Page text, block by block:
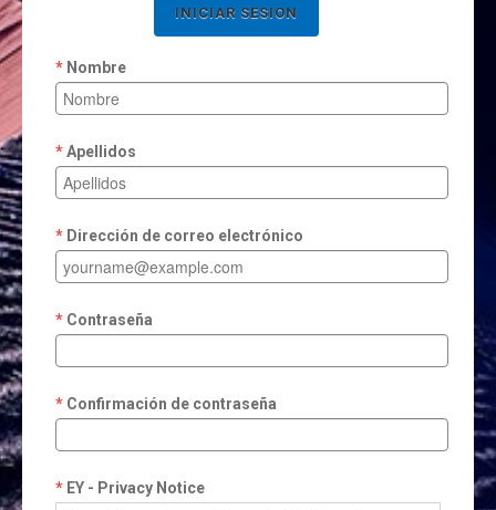
INICIAR SESION
Nombre
Apellidos
Dirección de correo electrónico
Contraseña
Confirmación de contraseña
EY - Privacy Notice